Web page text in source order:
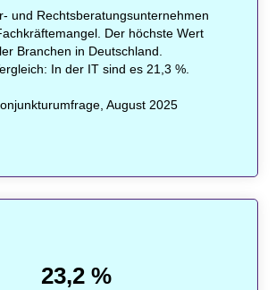
und Rechtsberatungsunternehmen
Der höchste Wert
Branchen in Deutschland.
In der IT sind es 21,3 %.
August 2025
23,2 %